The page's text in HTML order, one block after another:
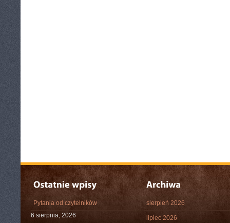
Pytania od czytelników
6 sierpnia, 2026
sierpień 2026
lipiec 2026